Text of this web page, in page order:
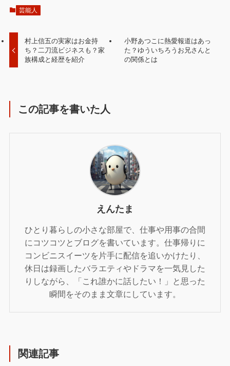
芸能人
村上信五の実家はお金持
ち？二刀流ビジネスも？家
族構成と経歴を紹介
小野あつこに熱愛報道はあっ
た？ゆういちろうお兄さんと
の関係とは
この記事を書いた人
えんたま
ひとり暮らしの小さな部屋で、仕事や用事の合間
にコツコツとブログを書いています。仕事帰りに
コンビニスイーツを片手に配信を追いかけたり、
休日は録画したバラエティやドラマを一気見した
りしながら、「これ誰かに話したい！」と思った
瞬間をそのまま文章にしています。
関連記事